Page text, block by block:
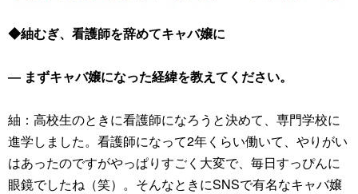
◆紬むぎ、看護師を辞めてキャバ嬢に
― まずキャバ嬢になった経緯を教えてください。
紬：高校生のときに看護師になろうと決めて、専門学校に
進学しました。看護師になって2年くらい働いて、やりがい
はあったのですがやっぱりすごく大変で、毎日すっぴんに
眼鏡でしたね（笑）。そんなときにSNSで有名なキャバ嬢